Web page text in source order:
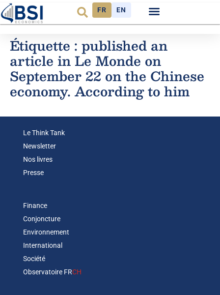
FR EN
Étiquette : published an
article in Le Monde on
September 22 on the Chinese
economy. According to him
Le Think Tank
Newsletter
Nos livres
Presse
Finance
Conjoncture
Environnement
International
Société
Observatoire FRCH